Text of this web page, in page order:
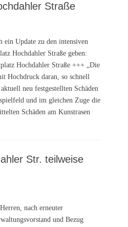
Straße
Update zu den intensiven
Hochdahler Straße geben:
Hochdahler Straße +++ „Die
Hochdruck daran, so schnell
neu festgestellten Schäden
und im gleichen Zuge die
Schäden am Kunstrasen
Str. teilweise
nach erneuter
und Bezug